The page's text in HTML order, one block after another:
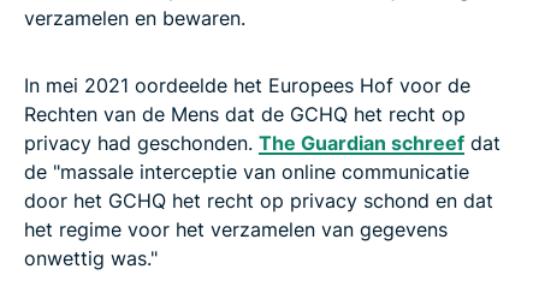
verzamelen en bewaren.
In mei 2021 oordeelde het Europees Hof voor de
Rechten van de Mens dat de GCHQ het recht op
privacy had geschonden. The Guardian schreef dat
de "massale interceptie van online communicatie
door het GCHQ het recht op privacy schond en dat
het regime voor het verzamelen van gegevens
onwettig was."